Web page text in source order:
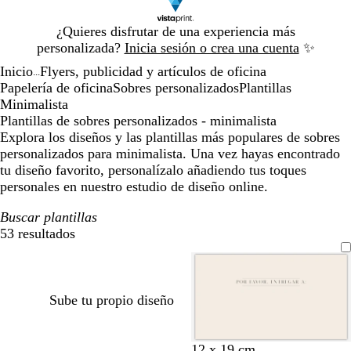
¿Quieres disfrutar de una experiencia más
personalizada? Inicia sesión o crea una cuenta ✨
1
Inicio Flyers, publicidad y artículos de oficina
Papelería de oficinaSobres personalizadosPlantillas
Minimalista
Plantillas de sobres personalizados - minimalista
Explora los diseños y las plantillas más populares de sobres
personalizados para minimalista. Una vez hayas encontrado
tu diseño favorito, personalízalo añadiendo tus toques
personales en nuestro estudio de diseño online.
Buscar plantillas
53 resultados
Filtros
Sube tu propio diseño